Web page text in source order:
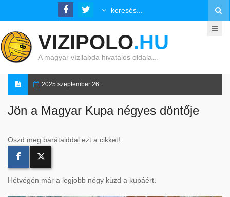
VIZIPOLO.HU
A magyar vízilabda hivatalos oldala…
2025 szeptember 26.
Jön a Magyar Kupa négyes döntője
Oszd meg barátaiddal ezt a cikket!
Hétvégén már a legjobb négy küzd a kupáért.